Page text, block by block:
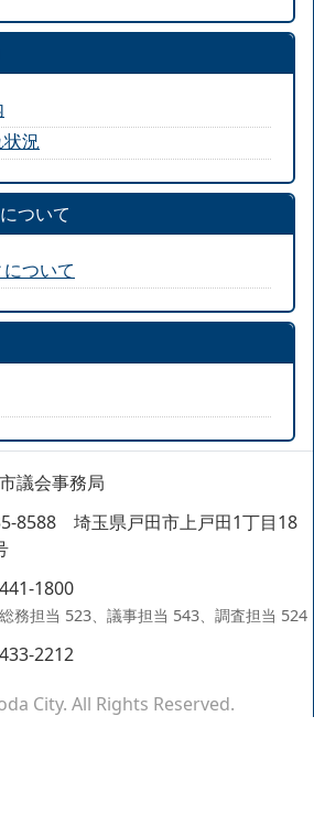
況
ついて
ついて
議会事務局
8588 埼玉県戸田市上戸田1丁目18
1800
総務担当 523、議事担当 543、調査担当 524
2212
City. All Rights Reserved.